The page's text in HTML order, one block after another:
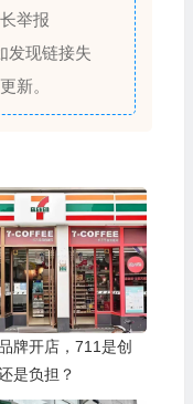
举报
发现链接失
新。
牌开店，711是创
是负担？